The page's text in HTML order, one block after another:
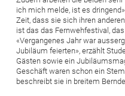
ich mich melde, ist es
Zeit, dass sie sich ihren
ist das das Fernwehfes­tival,
«Vergangenes Jahr war
Jubiläum feierten», erzählt
Gästen sowie ein
Geschäft waren schon ein
beschreibt sie in breitem